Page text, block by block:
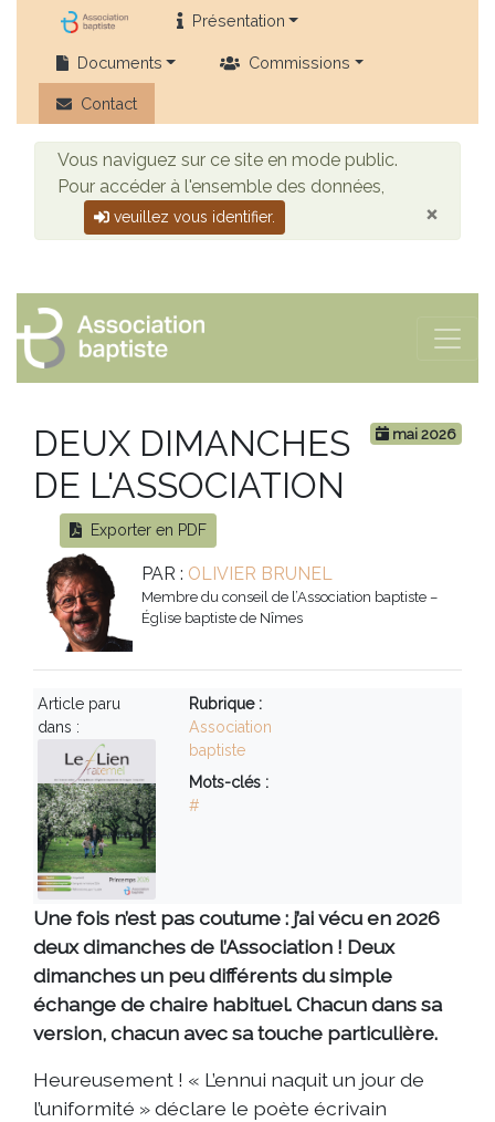
Présentation
Documents Commissions
Contact
Vous naviguez sur ce site en mode public.
Pour accéder à l'ensemble des données,
veuillez vous identifier. ×
mai 2026
DEUX DIMANCHES
DE L'ASSOCIATION
Exporter en PDF
PAR : OLIVIER BRUNEL
Membre du conseil de l’Association baptiste –
Église baptiste de Nîmes
Article paru
dans :
Rubrique :
Association
baptiste
Mots-clés :
#
Une fois n’est pas coutume : j’ai vécu en 2026
deux dimanches de l’Association ! Deux
dimanches un peu différents du simple
échange de chaire habituel. Chacun dans sa
version, chacun avec sa touche particulière.
Heureusement ! « L’ennui naquit un jour de
l’uniformité » déclare le poète écrivain